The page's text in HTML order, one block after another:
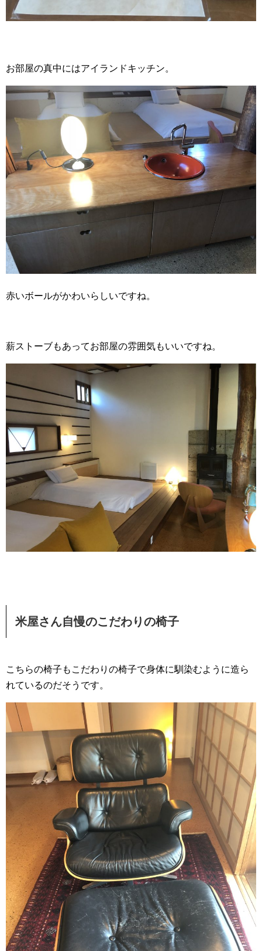
お部屋の真中にはアイランドキッチン。
赤いボールがかわいらしいですね。
薪ストーブもあってお部屋の雰囲気もいいですね。
米屋さん自慢のこだわりの椅子
こちらの椅子もこだわりの椅子で身体に馴染むように造ら
れているのだそうです。